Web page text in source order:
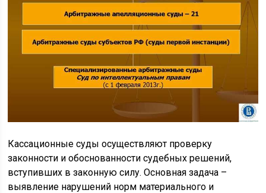
Кассационные суды осуществляют проверку
законности и обоснованности судебных решений,
вступивших в законную силу. Основная задача –
выявление нарушений норм материального и